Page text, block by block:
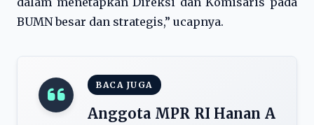
BUMN besar dan strategis,” ucapnya.
BACA JUGA
Anggota MPR RI Hanan A